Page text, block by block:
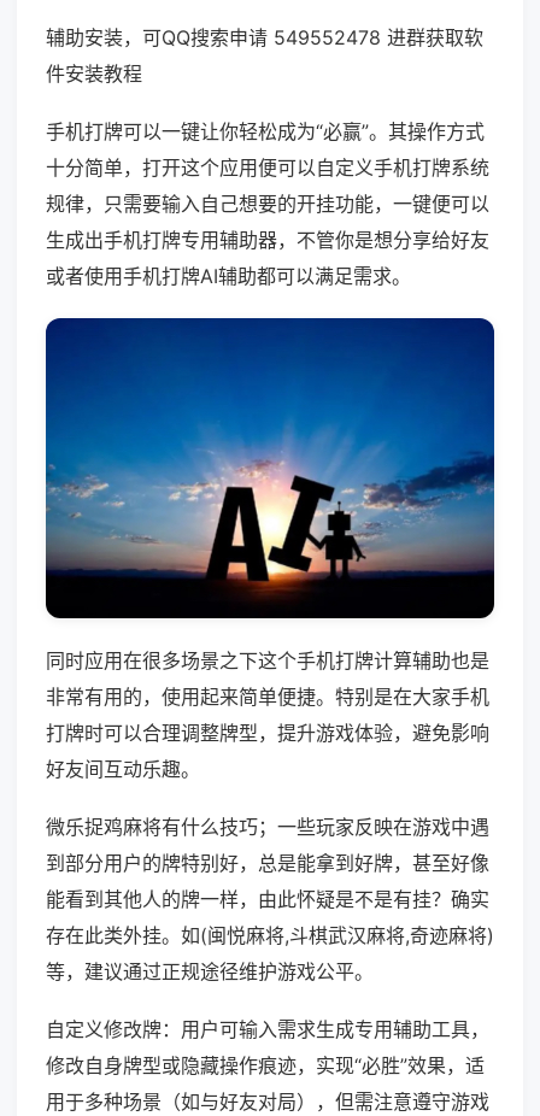
辅助安装，可QQ搜索申请 549552478 进群获取软
件安装教程
手机打牌可以一键让你轻松成为“必赢”。其操作方式
十分简单，打开这个应用便可以自定义手机打牌系统
规律，只需要输入自己想要的开挂功能，一键便可以
生成出手机打牌专用辅助器，不管你是想分享给好友
或者使用手机打牌AI辅助都可以满足需求。
同时应用在很多场景之下这个手机打牌计算辅助也是
非常有用的，使用起来简单便捷。特别是在大家手机
打牌时可以合理调整牌型，提升游戏体验，避免影响
好友间互动乐趣。
微乐捉鸡麻将有什么技巧；一些玩家反映在游戏中遇
到部分用户的牌特别好，总是能拿到好牌，甚至好像
能看到其他人的牌一样，由此怀疑是不是有挂？确实
存在此类外挂。如(闽悦麻将,斗棋武汉麻将,奇迹麻将)
等，建议通过正规途径维护游戏公平。
自定义修改牌：用户可输入需求生成专用辅助工具，
修改自身牌型或隐藏操作痕迹，实现“必胜”效果，适
用于多种场景（如与好友对局），但需注意遵守游戏